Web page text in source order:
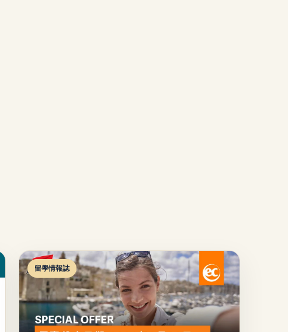
留學情報誌